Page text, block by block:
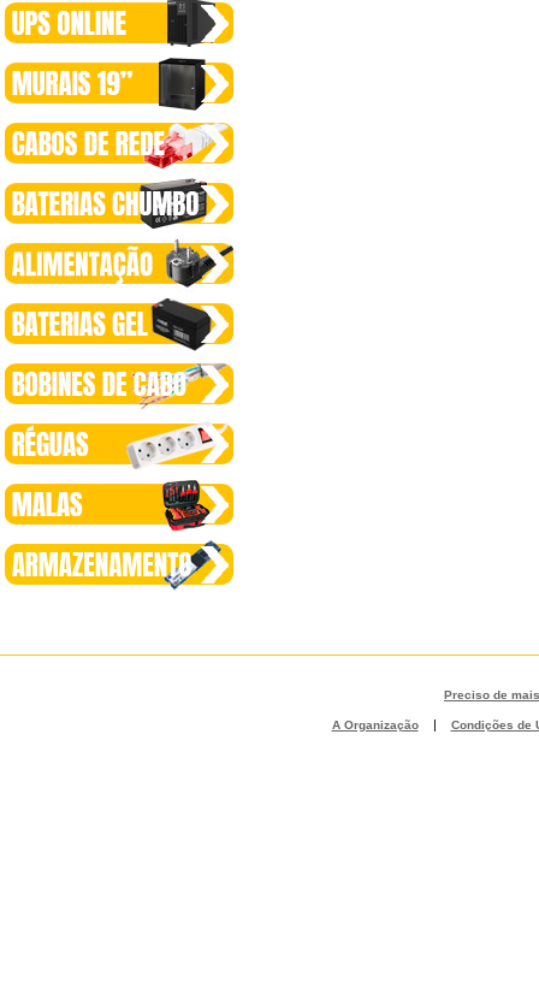
Preciso de
A Organização | Condições de